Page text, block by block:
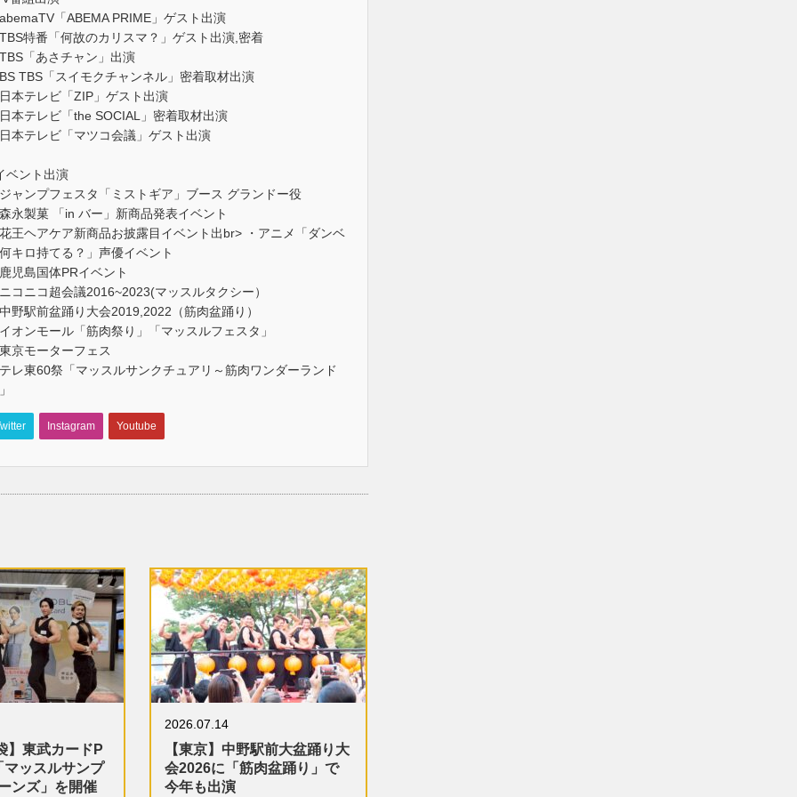
abemaTV「ABEMA PRIME」ゲスト出演
TBS特番「何故のカリスマ？」ゲスト出演,密着
TBS「あさチャン」出演
BS TBS「スイモクチャンネル」密着取材出演
日本テレビ「ZIP」ゲスト出演
日本テレビ「the SOCIAL」密着取材出演
日本テレビ「マツコ会議」ゲスト出演
ベント出演
ジャンプフェスタ「ミストギア」ブース グランドー役
森永製菓 「in バー」新商品発表イベント
花王ヘアケア新商品お披露目イベント出br> ・アニメ「ダンベ
キロ持てる？」声優イベント
鹿児島国体PRイベント
ニコニコ超会議2016~2023(マッスルタクシー）
中野駅前盆踊り大会2019,2022（筋肉盆踊り）
イオンモール「筋肉祭り」「マッスルフェスタ」
東京モーターフェス
テレ東60祭「マッスルサンクチュアリ～筋肉ワンダーランド
Instagram Youtube
】東武カードP
マッスルサンプ
ンズ」を開催
2026.07.14
【東京】中野駅前大盆踊り大
会2026に「筋肉盆踊り」で
今年も出演